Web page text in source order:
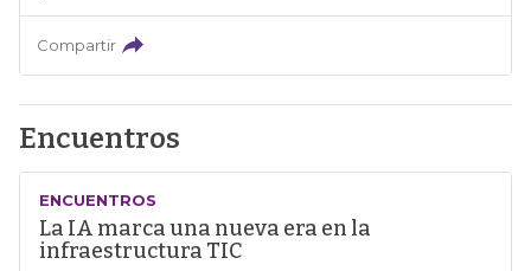
Compartir
Encuentros
ENCUENTROS
La IA marca una nueva era en la
infraestructura TIC